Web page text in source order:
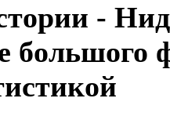
-
большого